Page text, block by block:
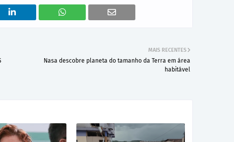
MAIS RECENTES
Nasa descobre planeta do tamanho da Terra em área
habitável